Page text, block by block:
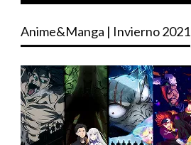
Anime&Manga | Invierno 2021